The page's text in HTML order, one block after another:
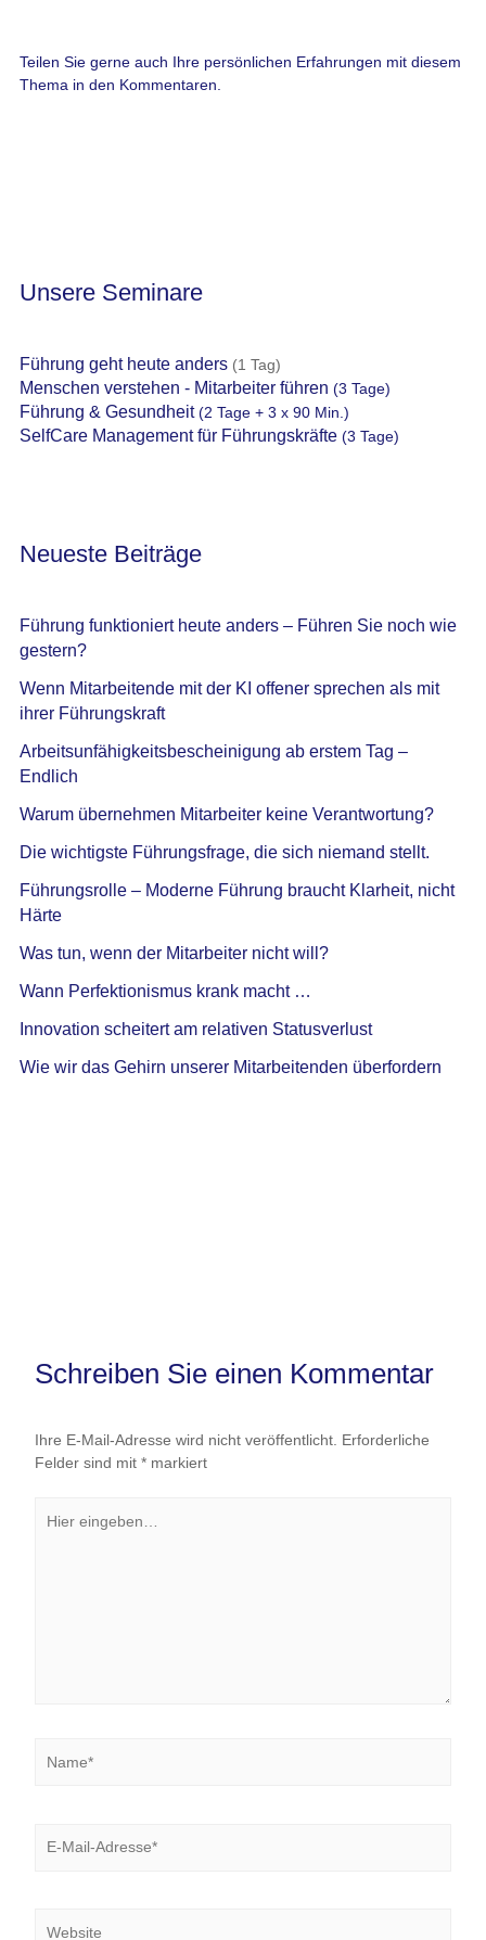
Teilen Sie gerne auch Ihre persönlichen Erfahrungen mit diesem
Thema in den Kommentaren.
Unsere Seminare
Führung geht heute anders(1 Tag)
Menschen verstehen - Mitarbeiter führen (3 Tage)
Führung & Gesundheit(2 Tage + 3 x 90 Min.)
SelfCare Management für Führungskräfte(3 Tage)
Neueste Beiträge
Führung funktioniert heute anders – Führen Sie noch wie
gestern?
Wenn Mitarbeitende mit der KI offener sprechen als mit
ihrer Führungskraft
Arbeitsunfähigkeitsbescheinigung ab erstem Tag –
Endlich
Warum übernehmen Mitarbeiter keine Verantwortung?
Die wichtigste Führungsfrage, die sich niemand stellt.
Führungsrolle – Moderne Führung braucht Klarheit, nicht
Härte
Was tun, wenn der Mitarbeiter nicht will?
Wann Perfektionismus krank macht …
Innovation scheitert am relativen Statusverlust
Wie wir das Gehirn unserer Mitarbeitenden überfordern
Schreiben Sie einen Kommentar
Ihre E-Mail-Adresse wird nicht veröffentlicht. Erforderliche
Felder sind mit *markiert
eingeben…
Mail-